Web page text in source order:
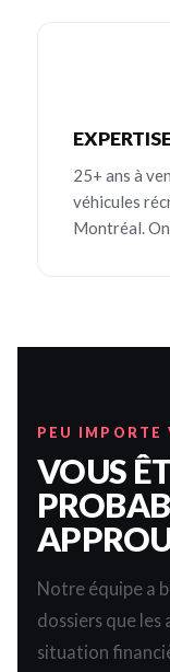
25+ ans à
véhicules
Montréal.
PEU IMPORTE
VOUS
Notre équipe a
dossiers que
situation